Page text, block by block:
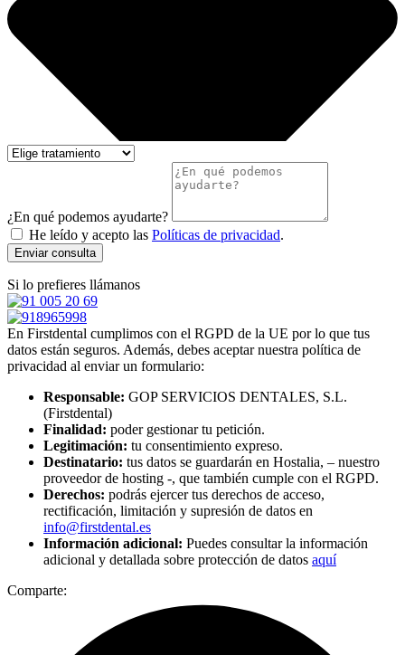
¿En qué podemos ayudarte?
He leído y acepto las Políticas de privacidad.
Enviar consulta
Si lo prefieres llámanos
En Firstdental cumplimos con el RGPD de la UE por lo que tus
datos están seguros. Además, debes aceptar nuestra política de
privacidad al enviar un formulario:
Responsable: GOP SERVICIOS DENTALES, S.L.
(Firstdental)
Finalidad: poder gestionar tu petición.
Legitimación: tu consentimiento expreso.
Destinatario: tus datos se guardarán en Hostalia, – nuestro
proveedor de hosting -, que también cumple con el RGPD.
Derechos: podrás ejercer tus derechos de acceso,
rectificación, limitación y supresión de datos en
info@firstdental.es
Información adicional: Puedes consultar la información
adicional y detallada sobre protección de datos aquí
Comparte: